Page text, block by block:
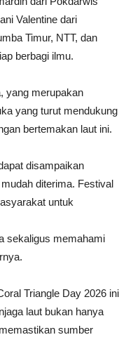
Valentine dari
Timur, NTT, dan
berbagi ilmu.
yang merupakan
yang turut mendukung
bertemakan laut ini.
disampaikan
diterima. Festival
untuk
sekaligus memahami
Triangle Day 2026 ini
laut bukan hanya
sumber